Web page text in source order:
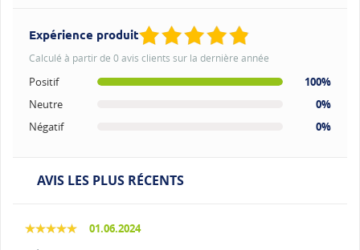
Expérience produit
Calculé à partir de 0 avis clients sur la dernière année
Positif
100%
Neutre
0%
Négatif
0%
AVIS LES PLUS RÉCENTS
01.06.2024